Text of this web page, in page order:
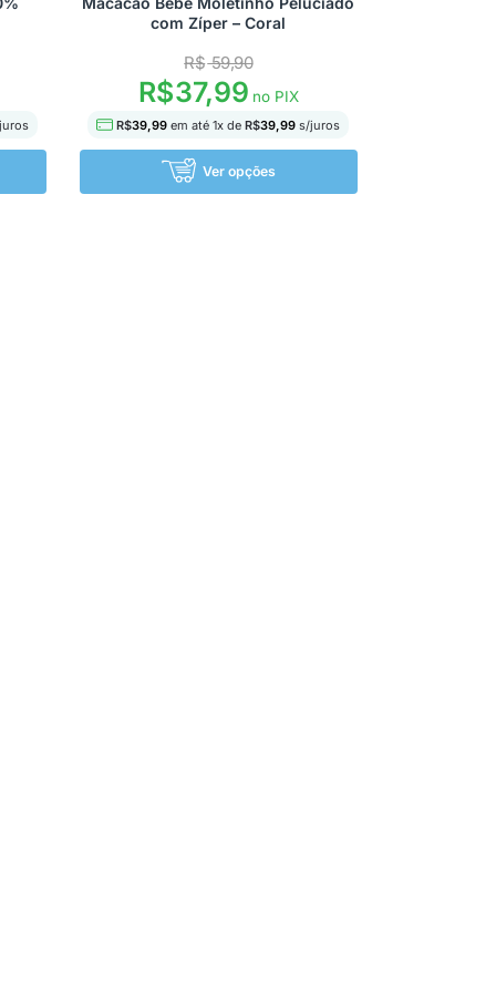
com Zíper – Coral
R$59,90
R$37,99no PIX
R$39,99 em até1x deR$39,99 s/juros
Ver opções